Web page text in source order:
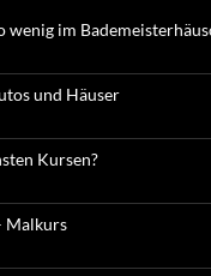
wenig im
und Häuser
Kursen?
Malkurs